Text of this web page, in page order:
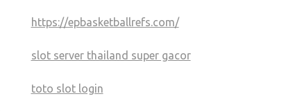
https://epbasketballrefs.com/
slot server thailand super gacor
toto slot login